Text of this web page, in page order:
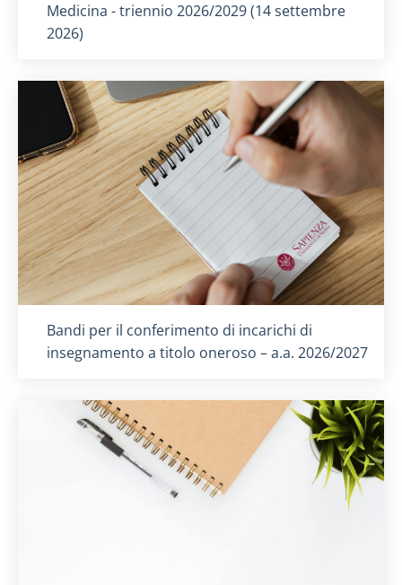
Medicina - triennio 2026/2029 (14 settembre
2026)
Titolo card :
Bandi per il conferimento di incarichi di
insegnamento a titolo oneroso – a.a. 2026/2027